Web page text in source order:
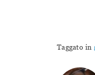
Taggato in